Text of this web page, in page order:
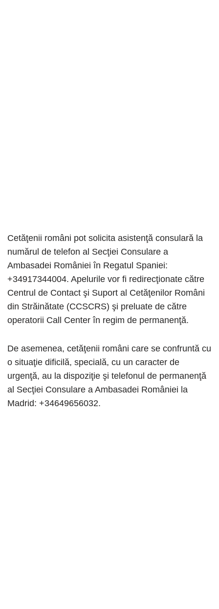
Cetăţenii români pot solicita asistenţă consulară la
numărul de telefon al Secţiei Consulare a
Ambasadei României în Regatul Spaniei:
+34917344004. Apelurile vor fi redirecţionate către
Centrul de Contact şi Suport al Cetăţenilor Români
din Străinătate (CCSCRS) şi preluate de către
operatorii Call Center în regim de permanenţă.
De asemenea, cetăţenii români care se confruntă cu
o situaţie dificilă, specială, cu un caracter de
urgenţă, au la dispoziţie şi telefonul de permanenţă
al Secţiei Consulare a Ambasadei României la
Madrid: +34649656032.